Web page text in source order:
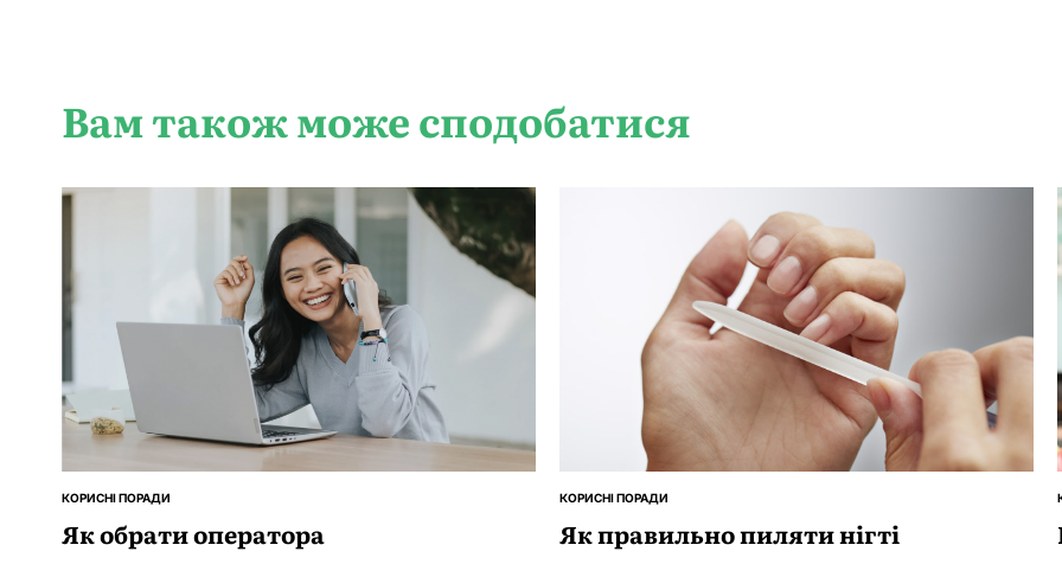
Вам також може сподобатися
ОПУБЛІКУВАТИ
КОРИСНІ ПОРАДИ
Як обрати оператора
ОПУБЛІКУВАТИ
КОРИСНІ ПОРАДИ
Як правильно пиляти нігті